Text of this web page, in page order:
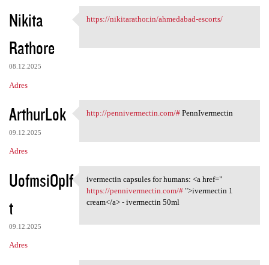
Nikita
Rathore
08.12.2025
Adres
https://nikitarathor.in
https://nikitarathor.in/ahmedabad-escorts/
ArthurLok
09.12.2025
Adres
http://pennivermectin.com/#
http://pennivermectin.com/#PennIvermectin
UofmsiOpIf
t
09.12.2025
Adres
ivermectin capsules for
ivermectin capsules for humans: <a href="
https://pennivermectin.com/#">ivermectin 1
cream</a> - ivermectin 50ml